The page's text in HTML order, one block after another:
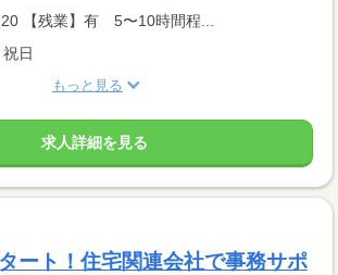
【残業】有 5〜10時間程...
日
もっと見る
求人詳細を見る
ート！住宅関連会社で事務サポ